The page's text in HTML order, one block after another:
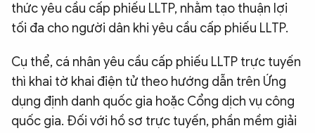
thức yêu cầu cấp phiếu LLTP, nhằm tạo thuận lợi
tối đa cho người dân khi yêu cầu cấp phiếu LLTP.
Cụ thể, cá nhân yêu cầu cấp phiếu LLTP trực tuyến
thì khai tờ khai điện tử theo hướng dẫn trên Ứng
dụng định danh quốc gia hoặc Cổng dịch vụ công
quốc gia. Đối với hồ sơ trực tuyến, phần mềm giải